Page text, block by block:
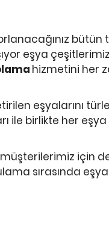
eşya
hizmetini her
eşyalarını
ile birlikte her
için
sırasında